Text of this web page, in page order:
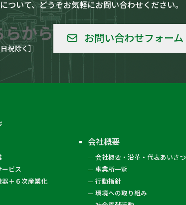
ついて、どうぞお気軽にお問い合わせください。
らから
祝除く］
お問い合わせフォーム
ービス
器＋６次産業化
会社概要
会社概要・沿革・代表あいさつ
事業所一覧
行動指針
環境への取り組み